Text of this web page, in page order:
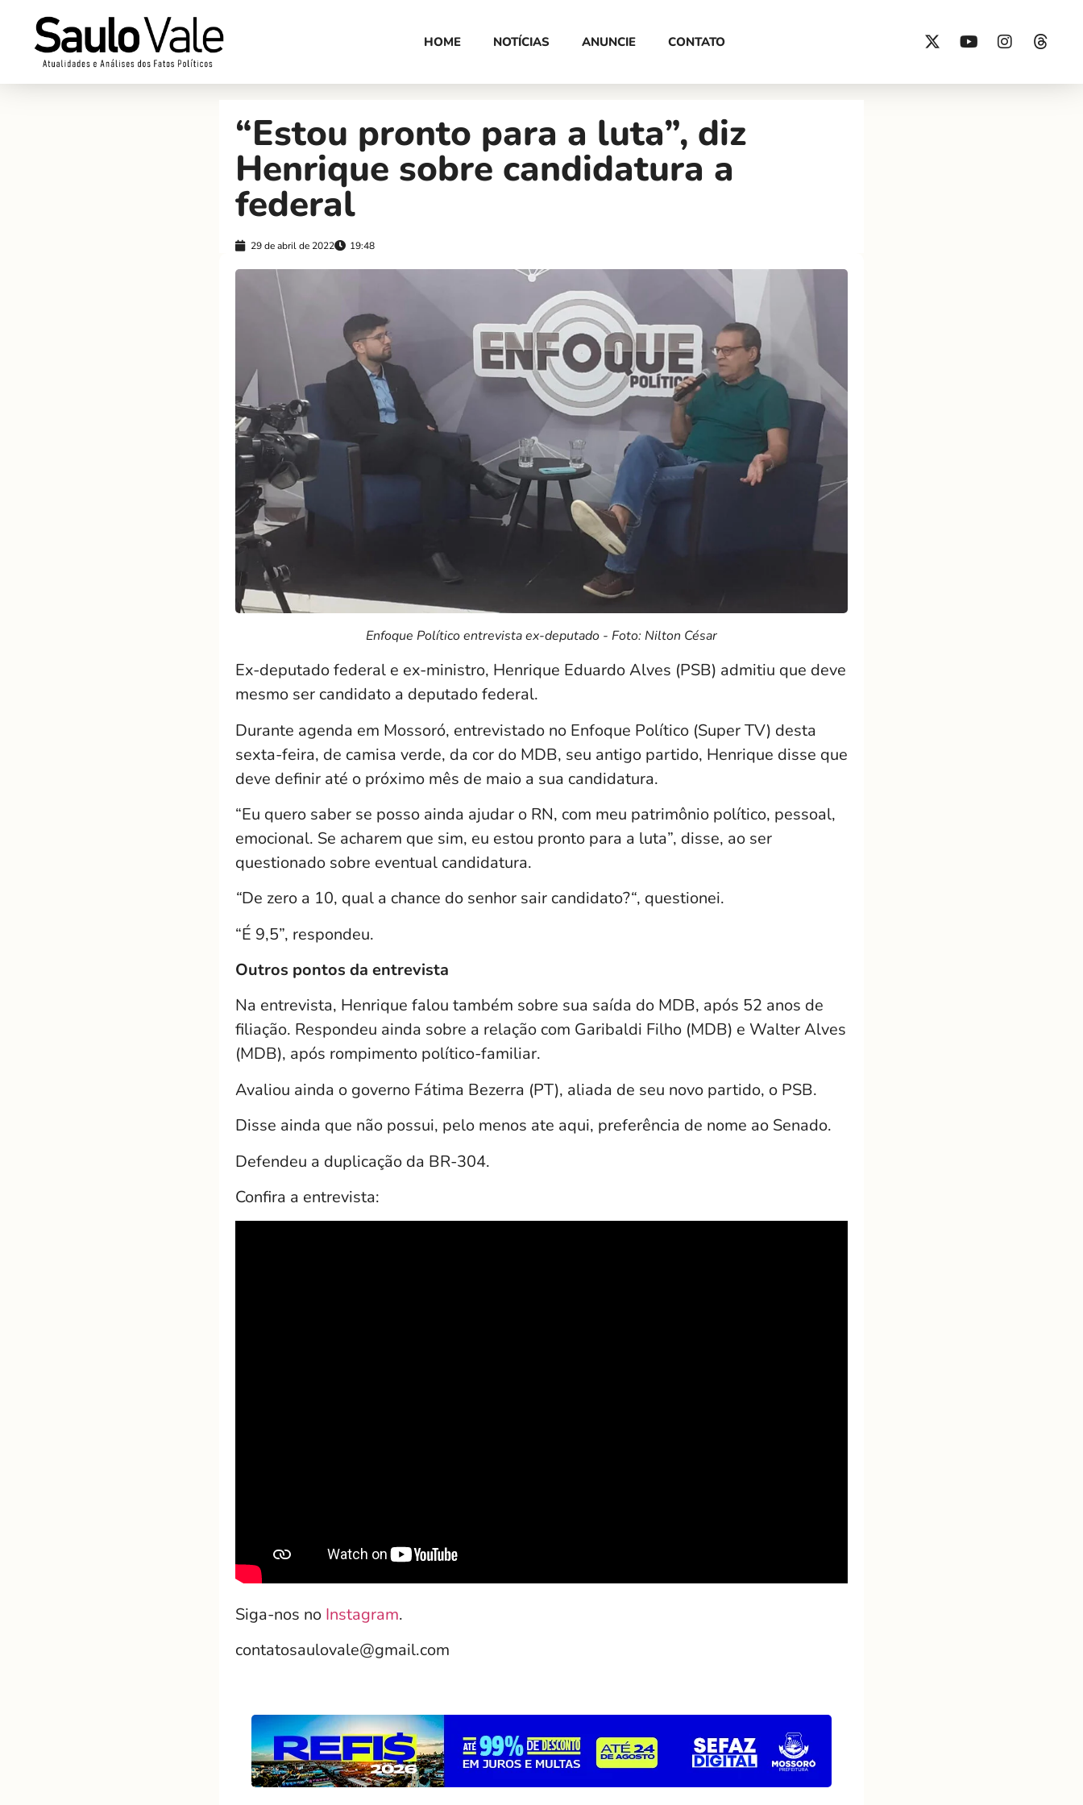
HOME NOTÍCIAS ANUNCIE CONTATO
“Estou pronto para a luta”, diz
Henrique sobre candidatura a
federal
29 de abril de 2022 19:48
Enfoque Político entrevista ex-deputado - Foto: Nilton César
Ex-deputado federal e ex-ministro, Henrique Eduardo Alves (PSB) admitiu que deve
mesmo ser candidato a deputado federal.
Durante agenda em Mossoró, entrevistado no Enfoque Político (Super TV) desta
sexta-feira, de camisa verde, da cor do MDB, seu antigo partido, Henrique disse que
deve definir até o próximo mês de maio a sua candidatura.
“Eu quero saber se posso ainda ajudar o RN, com meu patrimônio político, pessoal,
emocional. Se acharem que sim, eu estou pronto para a luta”, disse, ao ser
questionado sobre eventual candidatura.
“De zero a 10, qual a chance do senhor sair candidato?“, questionei.
“É 9,5”, respondeu.
Outros pontos da entrevista
Na entrevista, Henrique falou também sobre sua saída do MDB, após 52 anos de
filiação. Respondeu ainda sobre a relação com Garibaldi Filho (MDB) e Walter Alves
(MDB), após rompimento político-familiar.
Avaliou ainda o governo Fátima Bezerra (PT), aliada de seu novo partido, o PSB.
Disse ainda que não possui, pelo menos ate aqui, preferência de nome ao Senado.
Defendeu a duplicação da BR-304.
Confira a entrevista:
Siga-nos no Instagram.
contatosaulovale@gmail.com